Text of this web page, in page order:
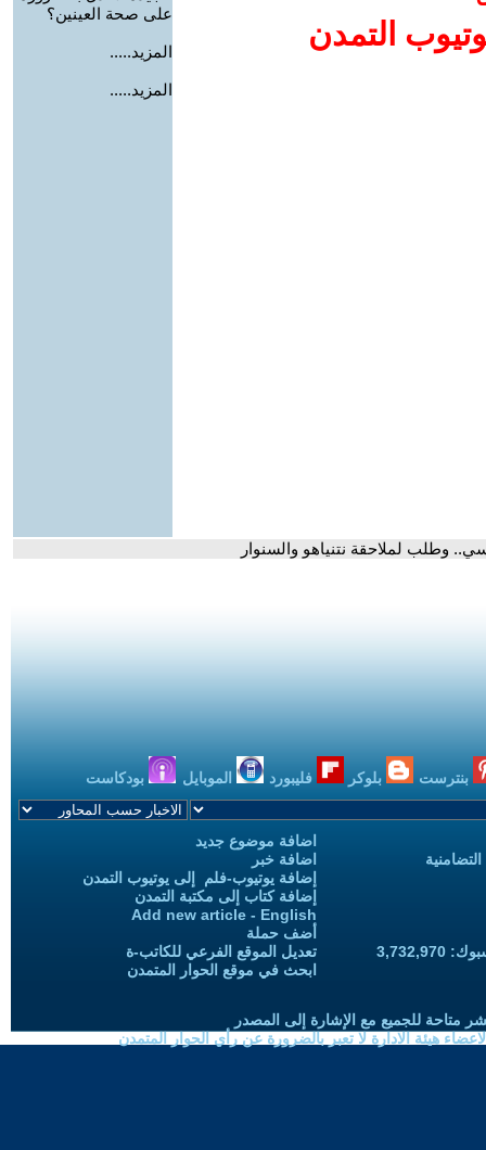
التمدن
على صحة العينين؟
المزيد.....
المزيد.....
وطلب لملاحقة نتنياهو والسنوار
بنترست بلوكر فليبورد الموبايل بودكاست
اضافة موضوع جديد
اضافة خبر
إضافة يوتيوب-فلم إلى يوتيوب التمدن
إضافة كتاب إلى مكتبة التمدن
Add new article - English
أضف حملة
تعديل الموقع الفرعي للكاتب-ة
ابحث في موقع الحوار المتمدن
متاحة للجميع مع الإشارة إلى المصدر
هيئة الادارة لا تعبر بالضرورة عن رأي الحوار المتمدن